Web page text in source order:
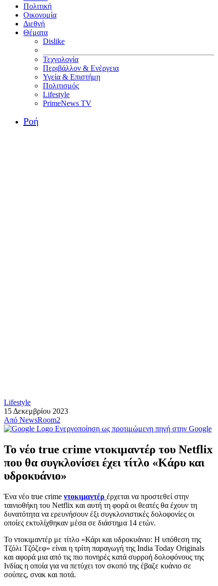
Πολιτική
Οικονομία
Διεθνή
Θέματα
Dislike
Τεχνολογία
Περιβάλλον & Ενέργεια
Υγεία & Επιστήμη
Πολιτισμός
Lifestyle
PrimeNews TV
Ροή
Lifestyle
15 Δεκεμβρίου 2023
Από NewsRoom2
Ενεργοποίηση ως προτιμώμενη πηγή στην Google
Το νέο true crime ντοκιμαντέρ του Netflix
που θα συγκλονίσει έχει τίτλο «Κάρυ και
υδροκυάνιο»
Ένα νέο true crime ντοκιμαντέρ έρχεται να προστεθεί στην
ταινιοθήκη του Netflix και αυτή τη φορά οι θεατές θα έχουν τη
δυνατότητα να ερευνήσουν έξι συγκλονιστικές δολοφονίες οι
οποίες εκτυλίχθηκαν μέσα σε διάστημα 14 ετών.
Το ντοκιμαντέρ με τίτλο «Κάρι και υδροκυάνιο: Η υπόθεση της
Τζόλι Τζόζεφ» είναι η τρίτη παραγωγή της India Today Originals
και αφορά μια από τις πιο πονηρές κατά συρροή δολοφόνους της
Ινδίας η οποία για να πετύχει τον σκοπό της έβαζε κυάνιο σε
σούπες, σνακ και ποτά.